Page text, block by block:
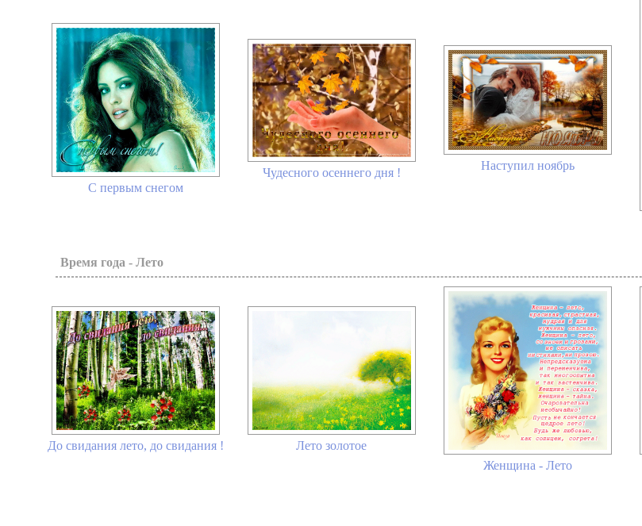
С первым снегом
Чудесного осеннего дня ! Наступил ноябрь
Время года - Лето
До свидания лето, до свидания !
Лето золотое
Женщина - Лето